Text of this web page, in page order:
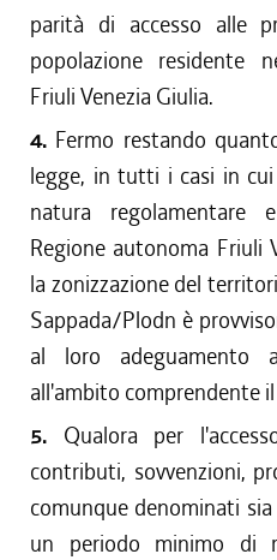
parità di accesso alle
popolazione residente
Friuli Venezia Giulia.
4. Fermo restando
legge, in tutti i casi in
natura regolamentare
Regione autonoma Friuli
la zonizzazione del
Sappada/Plodn è
al loro adeguamento
all'ambito comprendente
5. Qualora per
contributi, sovvenzioni,
comunque denominati
un periodo minimo di